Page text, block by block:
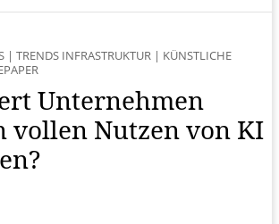
| TRENDS INFRASTRUKTUR | KÜNSTLICHE
Unternehmen
vollen Nutzen von KI